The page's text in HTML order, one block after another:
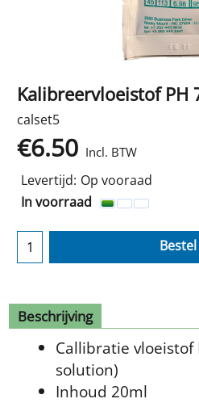
Kalibreervloeistof PH
calset5
€6.50 Incl. BTW
Levertijd: Op vooraad
In voorraad
Bestel
Beschrijving
Callibratie vloeistof
solution)
Inhoud 20ml